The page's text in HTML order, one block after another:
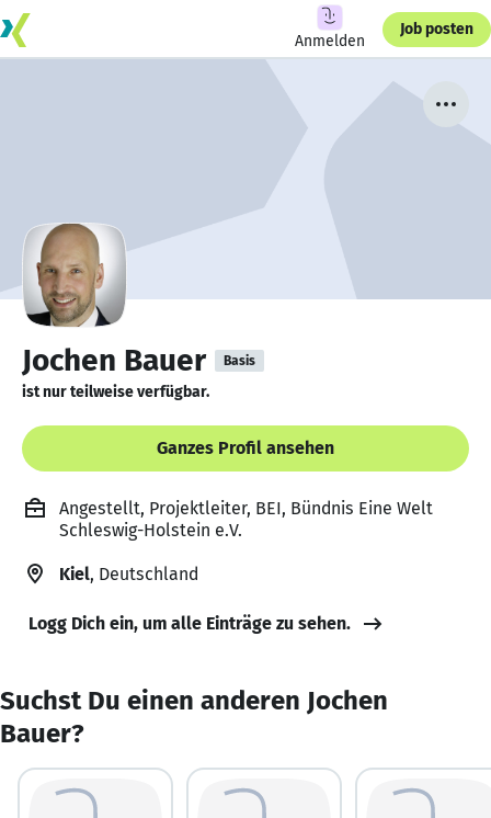
Anmelden
Job posten
Jochen Bauer Basis
ist nur teilweise verfügbar.
Ganzes Profil ansehen
Angestellt, Projektleiter, BEI, Bündnis Eine Welt
Schleswig-Holstein e.V.
Kiel, Deutschland
Logg Dich ein, um alle Einträge zu sehen.
Suchst Du einen anderen Jochen
Bauer?